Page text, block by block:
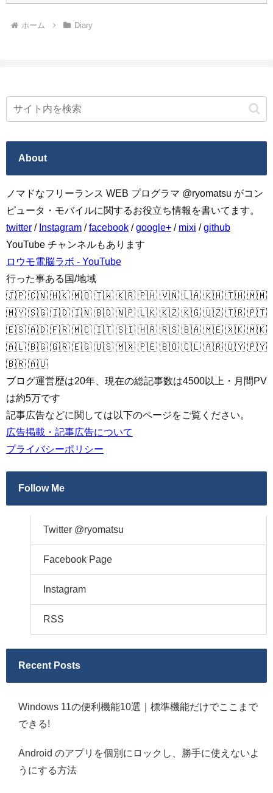
ホーム Diary
About
ノマドなフリーランス WEB プログラマ @ryomatsu がコン
ピュータ・モバイルに関するお役立ち情報を書いてます。
twitter / Instagram /facebook /google+ / mixi /github
YouTube チャンネルもあります
ロウモ電脳ラボ - YouTube
行った事ある国/地域
🇯🇵 🇨🇳 🇭🇰 🇲🇴 🇹🇼 🇰🇷 🇵🇭 🇻🇳 🇱🇦 🇰🇭 🇹🇭 🇲🇲
🇲🇾 🇸🇬 🇮🇩 🇮🇳 🇧🇩 🇳🇵 🇱🇰 🇰🇿 🇰🇬 🇺🇿 🇹🇷 🇵🇹
🇪🇸 🇦🇩 🇫🇷 🇲🇨 🇮🇹 🇸🇮 🇭🇷 🇷🇸 🇧🇦 🇲🇪 🇽🇰 🇲🇰
🇦🇱 🇧🇬 🇬🇷 🇪🇬 🇺🇸 🇲🇽 🇵🇪 🇧🇴 🇨🇱 🇦🇷 🇺🇾 🇵🇾
🇧🇷 🇦🇺
ブログ運営歴は20年、現在の総記事数は4500以上・月間PV
は約5万です
記事広告などに関しては以下のページをご覧ください。
広告掲載・記事広告について
プライバシーポリシー
Follow Me
Twitter @ryomatsu
Facebook Page
Instagram
RSS
Recent Posts
Windows 11の便利機能10選｜標準機能だけでここまで
できる!
Android のアプリを個別にロックし、勝手に使えないよ
うにする方法